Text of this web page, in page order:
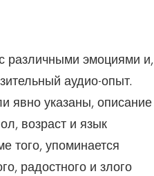
различными эмоциями и,
аудио-опыт.
явно указаны, описание
возраст и язык
того, упоминается
радостного и злого